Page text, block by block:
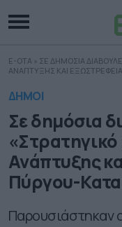
E-OTA » ΣΕ ΔΗΜΟΣΙΑ
ΑΝΑΠΤΥΞΗΣ ΚΑΙ
ΔΗΜΟΙ
Σε δημόσια
«Στρατηγικό
Ανάπτυξης
Πύργου-
Παρουσιάστηκαν